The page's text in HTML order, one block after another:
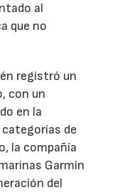
al
que no
registró un
con un
en la
de
la compañía
Garmin
del